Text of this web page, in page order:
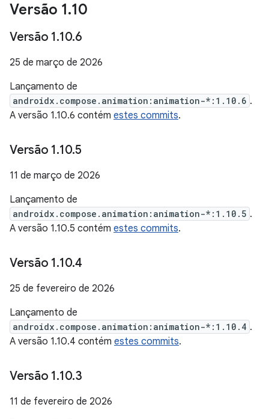
Versão 1.10
Versão 1.10.6
25 de março de 2026
Lançamento de
androidx.compose.animation:animation-*:1.10.6 .
A versão 1.10.6 contém estes commits.
Versão 1.10.5
11 de março de 2026
Lançamento de
androidx.compose.animation:animation-*:1.10.5 .
A versão 1.10.5 contém estes commits.
Versão 1.10.4
25 de fevereiro de 2026
Lançamento de
androidx.compose.animation:animation-*:1.10.4 .
A versão 1.10.4 contém estes commits.
Versão 1.10.3
11 de fevereiro de 2026